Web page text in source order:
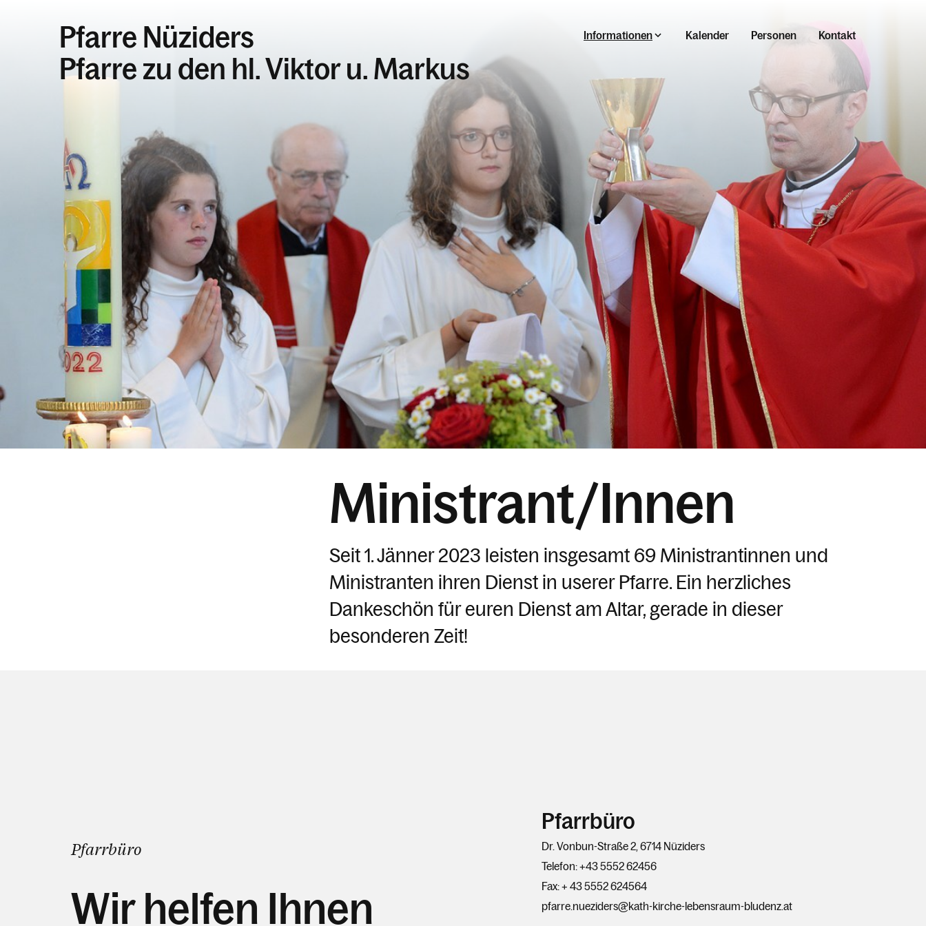
Pfarre Nüziders
Pfarre zu den hl. Viktor u. Markus
Informationen Kalender Personen Kontakt
Ministrant/Innen
Seit 1. Jänner 2023 leisten insgesamt 69 Ministrantinnen und
Ministranten ihren Dienst in userer Pfarre. Ein herzliches
Dankeschön für euren Dienst am Altar, gerade in dieser
besonderen Zeit!
Pfarrbüro
Wir helfen Ihnen
Pfarrbüro
Dr. Vonbun-Straße 2, 6714 Nüziders
Telefon: +43 5552 62456
Fax: + 43 5552 624564
pfarre.nueziders@kath-kirche-lebensraum-bludenz.at